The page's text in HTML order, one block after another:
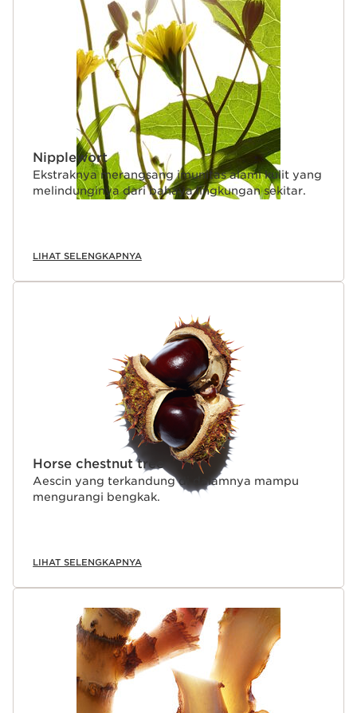
Nipplewort
Ekstraknya merangsang imunitas alami kulit yang
melindunginya dari bahaya lingkungan sekitar.
LIHAT SELENGKAPNYA
Horse chestnut tree
Aescin yang terkandung di dalamnya mampu
mengurangi bengkak.
LIHAT SELENGKAPNYA